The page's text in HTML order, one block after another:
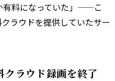
有料になっていた」——こ
ラウドを提供していたサー
ラウド録画を終了